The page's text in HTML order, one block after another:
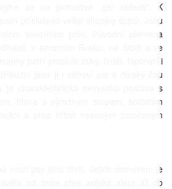
se na jednotlivé „psí oblasti". K
příslušníci velké skupiny špiců. Jsou
severního pólu. Původní plemena
v severním Rusku, na Sibiři a ve
patří proslulé laiky, finští, laponští i
jsou ji i saňoví psi a čínský čau
je charakteristická nevysoká postava s
hlava s výrazným stopem, špičatým
a přes hřbet neseným zatočeným
mezi psy jsou chrti. Jejich domovem je
od Indie přes asijské stepi až do